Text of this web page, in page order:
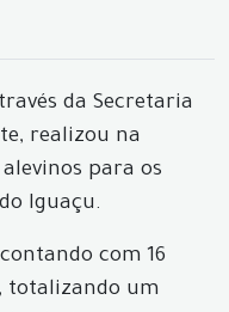
da Secretaria
realizou na
para os
Iguaçu.
com 16
totalizando um